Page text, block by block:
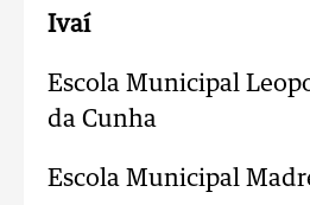
Ivaí
Escola Municipal
da Cunha
Escola Municipal